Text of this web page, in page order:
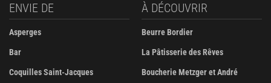
ENVIE DE
Asperges
Bar
Coquilles Saint-Jacques
À DÉCOUVRIR
Beurre Bordier
La Pâtisserie des Rêves
Boucherie Metzger et André